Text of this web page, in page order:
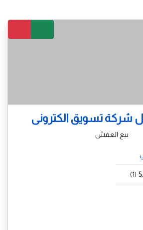
شركة تسويق الكترونى
بيع العفش
1